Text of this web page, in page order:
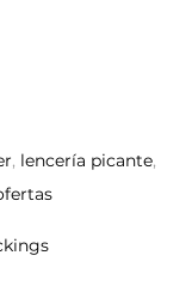
, lencería picante,